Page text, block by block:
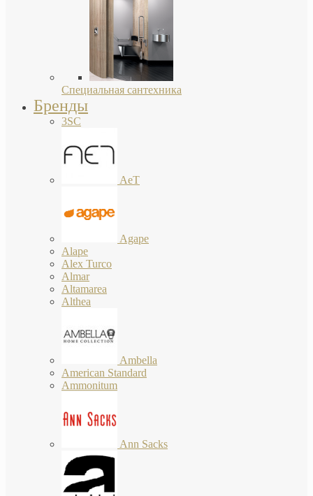
Специальная сантехника
Бренды
3SC
AeT
Agape
Alape
Alex Turco
Almar
Altamarea
Althea
Ambella
American Standard
Ammonitum
Ann Sacks